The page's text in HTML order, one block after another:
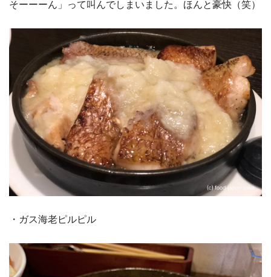
そーーーん」って叫んでしまいました。ほんと豪快（笑）
・ガス海老ピルピル